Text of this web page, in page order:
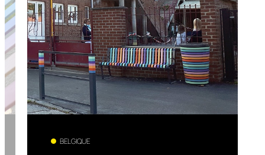
BELGIQUE